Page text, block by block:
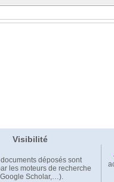
Visibilité
déposés sont
les moteurs de recherche
Scholar,…).